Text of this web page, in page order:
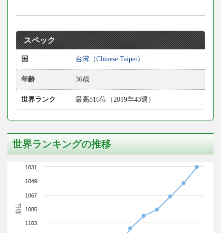
スペック
国 台湾（Chinese Taipei）
年齢 36歳
世界ランク 最高816位（2019年43週）
世界ランキングの推移
順位
1031
1049
1067
1085
1103